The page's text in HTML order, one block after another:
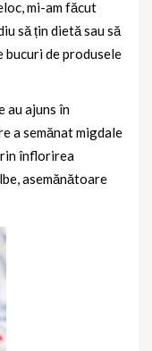
mi-am făcut
să țin dietă sau să
bucuri de produsele
au ajuns în
a semănat migdale
înflorirea
asemănătoare